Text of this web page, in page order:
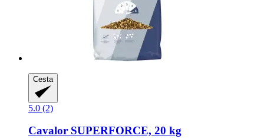
Cesta
5.0 (2)
Cavalor SUPERFORCE, 20 kg